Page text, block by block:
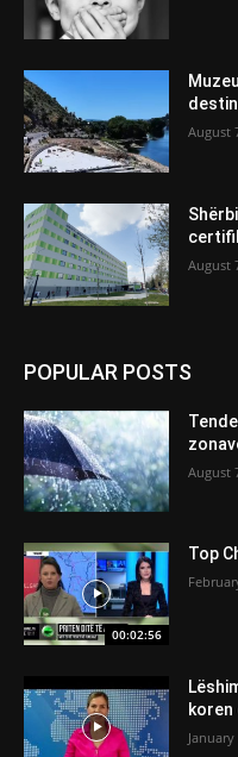
August
August
POPULAR POSTS
August
00:02:56
Top
koren